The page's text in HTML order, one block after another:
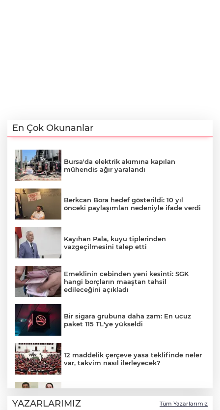
En Çok Okunanlar
Bursa'da elektrik akımına kapılan
mühendis ağır yaralandı
Berkcan Bora hedef gösterildi: 10 yıl
önceki paylaşımları nedeniyle ifade verdi
Kayıhan Pala, kuyu tiplerinden
vazgeçilmesini talep etti
Emeklinin cebinden yeni kesinti: SGK
hangi borçların maaştan tahsil
edileceğini açıkladı
Bir sigara grubuna daha zam: En ucuz
paket 115 TL'ye yükseldi
12 maddelik çerçeve yasa teklifinde neler
var, takvim nasıl ilerleyecek?
tahliye olacak mı?
YAZARLARIMIZ Tüm Yazarlarımız